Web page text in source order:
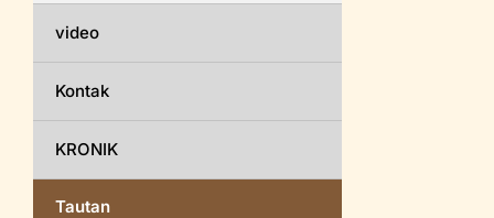
video
Kontak
KRONIK
Tautan